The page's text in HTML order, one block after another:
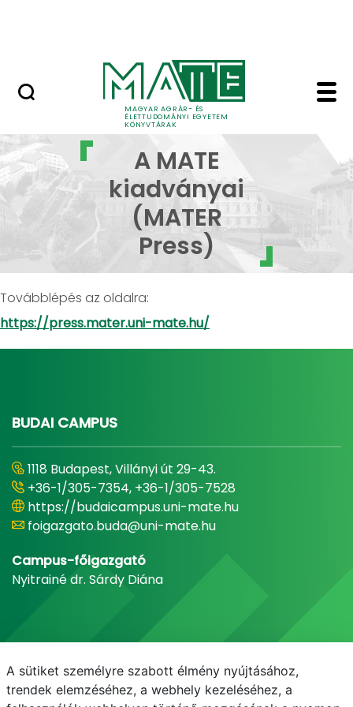
MAGYAR AGRÁR- ÉS
ÉLETTUDOMÁNYI EGYETEM
KÖNYVTÁRAK
A MATE kiadványai
A MATE
kiadványai
(MATER
Press)
Továbblépés az oldalra:
https://press.mater.uni-mate.hu/
BUDAI CAMPUS
1118 Budapest, Villányi út 29-43.
+36-1/305-7354, +36-1/305-7528
https://budaicampus.uni-mate.hu
foigazgato.buda@uni-mate.hu
Campus-főigazgató
Nyitrainé dr. Sárdy Diána
A sütiket személyre szabott élmény nyújtásához,
trendek elemzéséhez, a webhely kezeléséhez, a